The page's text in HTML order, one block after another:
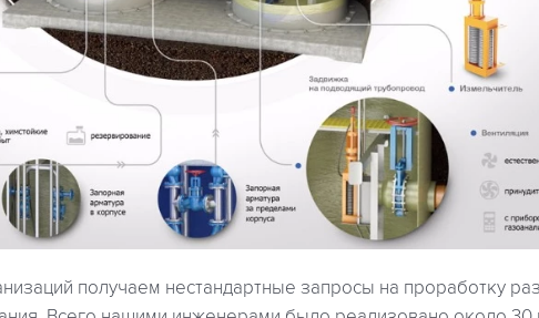
получаем нестандартные запросы на проработку